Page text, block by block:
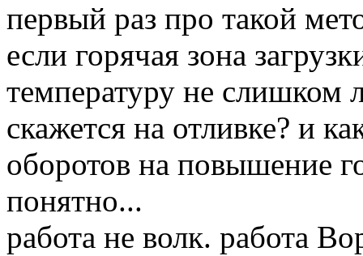
первый раз про такой
если горячая зона
температуру не слишком
скажется на отливке? и
оборотов на повышение
понятно...
работа не волк. работа